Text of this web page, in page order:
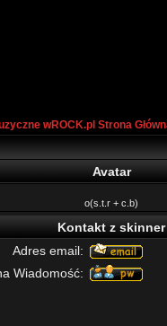
wROCK.pl Strona
Avatar
o(s.t.r + c.b)
Kontakt z skinner
Adres email:
Wiadomość: